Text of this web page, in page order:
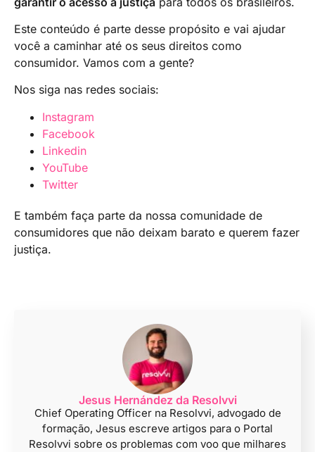
Este conteúdo é parte desse propósito e vai ajudar
você a caminhar até os seus direitos como
consumidor. Vamos com a gente?
Nos siga nas redes sociais:
Instagram
Facebook
Linkedin
YouTube
Twitter
E também faça parte da nossa comunidade de
consumidores que não deixam barato e querem fazer
justiça.
Jesus Hernández da Resolvvi
Chief Operating Officer na Resolvvi, advogado de
formação, Jesus escreve artigos para o Portal
Resolvvi sobre os problemas com voo que milhares